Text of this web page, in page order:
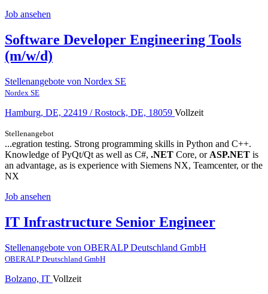
Job ansehen
Software Developer Engineering Tools
(m/w/d)
Stellenangebote von Nordex SE
Nordex SE
Hamburg, DE, 22419 / Rostock, DE, 18059 Vollzeit
Stellenangebot
...egration testing. Strong programming skills in Python and C++.
Knowledge of PyQt/Qt as well as C#, .NET Core, or ASP.NET is
an advantage, as is experience with Siemens NX, Teamcenter, or the
NX
Job ansehen
IT Infrastructure Senior Engineer
Stellenangebote von OBERALP Deutschland GmbH
OBERALP Deutschland GmbH
Bolzano, IT Vollzeit